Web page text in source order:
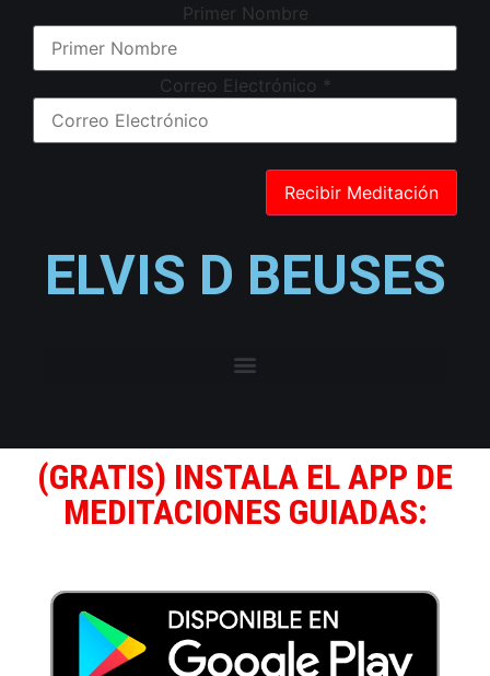
Primer Nombre
Correo Electrónico *
ELVIS D BEUSES
(GRATIS) INSTALA EL APP DE
MEDITACIONES GUIADAS: